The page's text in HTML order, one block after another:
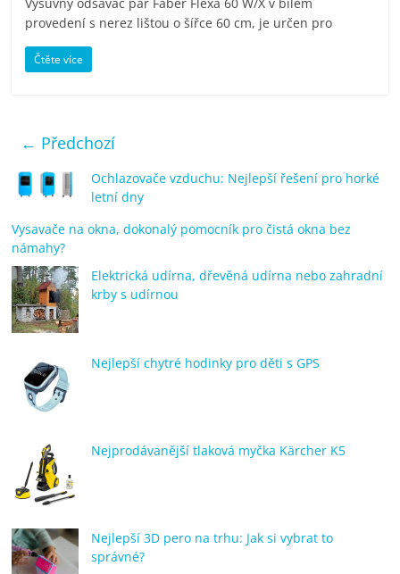
provedení s nerez lištou o šířce 60 cm, je určen pro
Čtěte více
← Předchozí
Ochlazovače vzduchu: Nejlepší řešení pro horké
letní dny
Vysavače na okna, dokonalý pomocník pro čistá okna bez
námahy?
Elektrická udírna, dřevěná udírna nebo zahradní
krby s udírnou
Nejlepší chytré hodinky pro děti s GPS
Nejprodávanější tlaková myčka Kärcher K5
Nejlepší 3D pero na trhu: Jak si vybrat to
správné?